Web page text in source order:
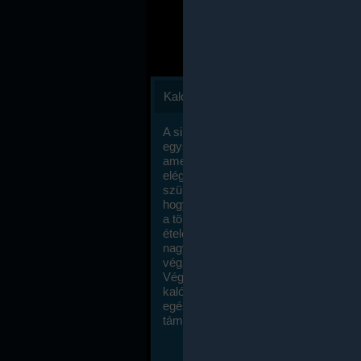
Kalóriaszámlálás
A sikeres fogyás titka valójában igen
egyszerű: égess több energiát, mint
amennyit beviszel. Természetesen
elég nagy fegyelemre és akaraterőre
szükség, de meglepődve fogod
hogy a kalóriaszámolás mennyire
a többi diétához képest. Itt nincsenek
ételek és a megengedett kalóriabevitelt
nagymértékben növelheted ha
végzel.
Végül, de nem utolsó sorban, a
kalóriaszámolás módszerét a legtöbb
egészségügyi szakorvos ajánlja és
támogatja.